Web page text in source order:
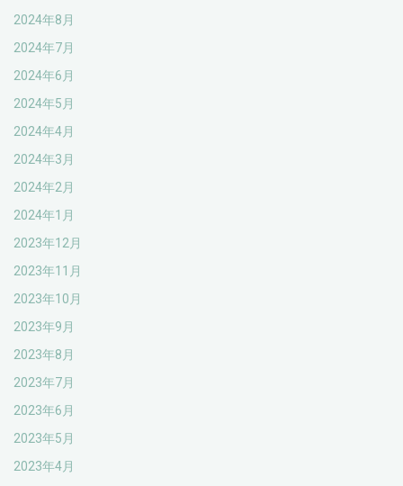
2024年8月
2024年7月
2024年6月
2024年5月
2024年4月
2024年3月
2024年2月
2024年1月
2023年12月
2023年11月
2023年10月
2023年9月
2023年8月
2023年7月
2023年6月
2023年5月
2023年4月